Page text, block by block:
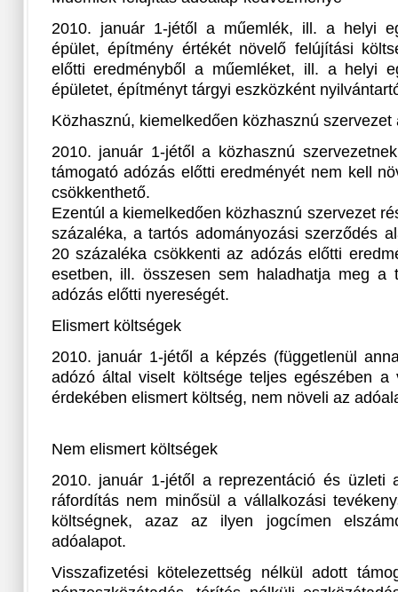
2010. január 1-jétől a műemlék, ill. a helyi
épület, építmény értékét növelő felújítási
előtti eredményből a műemléket, ill. a helyi
épületet, építményt tárgyi eszközként
Közhasznú, kiemelkedően közhasznú
2010. január 1-jétől a közhasznú
támogató adózás előtti eredményét nem kell
csökkenthető.
Ezentúl a kiemelkedően közhasznú szervezet
százaléka, a tartós adományozási szerződés
20 százaléka csökkenti az adózás előtti
esetben, ill. összesen sem haladhatja meg a
adózás előtti nyereségét.
Elismert költségek
2010. január 1-jétől a képzés (függetlenül
adózó által viselt költsége teljes egészében a
érdekében elismert költség, nem növeli az
Nem elismert költségek
2010. január 1-jétől a reprezentáció és üzleti
ráfordítás nem minősül a vállalkozási
költségnek, azaz az ilyen jogcímen
adóalapot.
Visszafizetési kötelezettség nélkül adott